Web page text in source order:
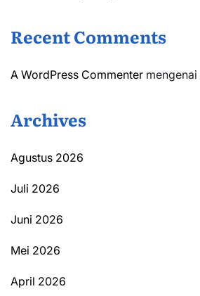
Recent Comments
A WordPress Commenter mengenai
Archives
Agustus 2026
Juli 2026
Juni 2026
Mei 2026
April 2026